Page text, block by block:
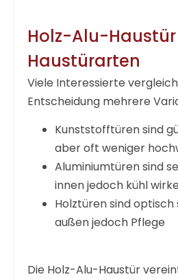
Holz-Alu-
Haustürarten
Viele Interessierte
Entscheidung mehrere
Kunststofftüren sind
aber oft weniger
Aluminiumtüren sind
innen jedoch kühl
Holztüren sind
außen jedoch Pflege
Die Holz-Alu-Haustür